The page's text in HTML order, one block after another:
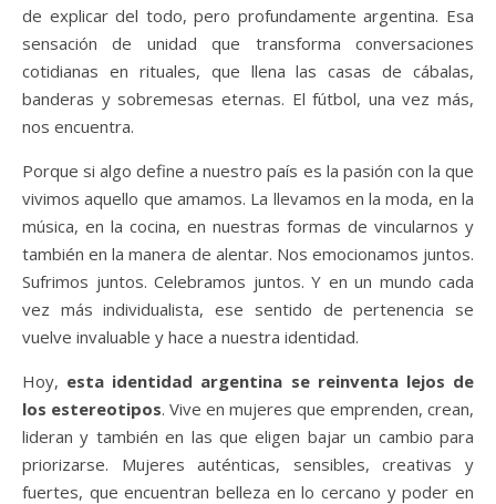
de explicar del todo, pero profundamente argentina. Esa
sensación de unidad que transforma conversaciones
cotidianas en rituales, que llena las casas de cábalas,
banderas y sobremesas eternas. El fútbol, una vez más,
nos encuentra.
Porque si algo define a nuestro país es la pasión con la que
vivimos aquello que amamos. La llevamos en la moda, en la
música, en la cocina, en nuestras formas de vincularnos y
también en la manera de alentar. Nos emocionamos juntos.
Sufrimos juntos. Celebramos juntos. Y en un mundo cada
vez más individualista, ese sentido de pertenencia se
vuelve invaluable y hace a nuestra identidad.
Hoy, esta identidad argentina se reinventa lejos de
los estereotipos. Vive en mujeres que emprenden, crean,
lideran y también en las que eligen bajar un cambio para
priorizarse. Mujeres auténticas, sensibles, creativas y
fuertes, que encuentran belleza en lo cercano y poder en